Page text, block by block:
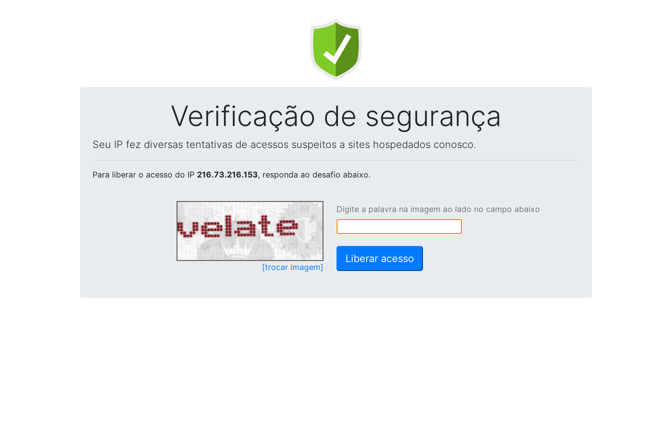
Verificação de segurança
Seu IP fez diversas tentativas de acessos suspeitos a sites hospedados conosco.
Para liberar o acesso do IP 216.73.216.153, responda ao desafio abaixo.
[trocar imagem]
Digite a palavra na imagem ao lado no campo abaixo